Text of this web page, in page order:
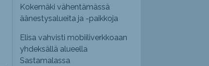
Kokemäki vähentämässä
äänestysalueita ja -paikkoja
Elisa vahvisti mobiiliverkkoaan
yhdeksällä alueella
Sastamalassa